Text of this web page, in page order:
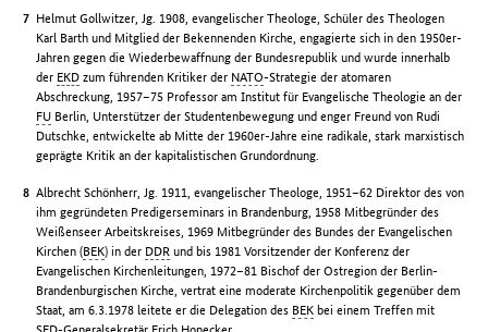
Helmut Gollwitzer, Jg. 1908, evangelischer Theologe, Schüler des Theologen
Karl Barth und Mitglied der Bekennenden Kirche, engagierte sich in den 1950er-
Jahren gegen die Wiederbewaffnung der Bundesrepublik und wurde innerhalb
der EKD zum führenden Kritiker der NATO-Strategie der atomaren
Abschreckung, 1957–75 Professor am Institut für Evangelische Theologie an der
FU Berlin, Unterstützer der Studentenbewegung und enger Freund von Rudi
Dutschke, entwickelte ab Mitte der 1960er-Jahre eine radikale, stark marxistisch
geprägte Kritik an der kapitalistischen Grundordnung.
Albrecht Schönherr, Jg. 1911, evangelischer Theologe, 1951–62 Direktor des von
ihm gegründeten Predigerseminars in Brandenburg, 1958 Mitbegründer des
Weißenseer Arbeitskreises, 1969 Mitbegründer des Bundes der Evangelischen
Kirchen (BEK) in der DDR und bis 1981 Vorsitzender der Konferenz der
Evangelischen Kirchenleitungen, 1972–81 Bischof der Ostregion der Berlin-
Brandenburgischen Kirche, vertrat eine moderate Kirchenpolitik gegenüber dem
Staat, am 6.3.1978 leitete er die Delegation des BEK bei einem Treffen mit